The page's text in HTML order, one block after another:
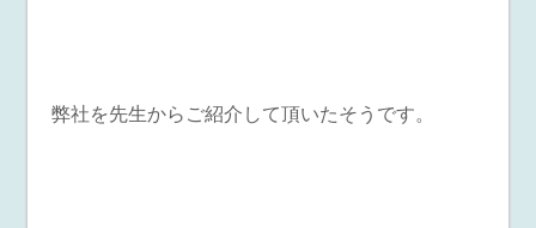
弊社を先生からご紹介して頂いたそうです。